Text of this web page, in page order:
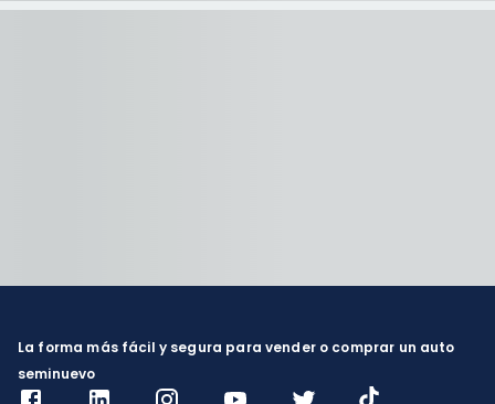
La forma más fácil y segura para vender o comprar un auto
seminuevo